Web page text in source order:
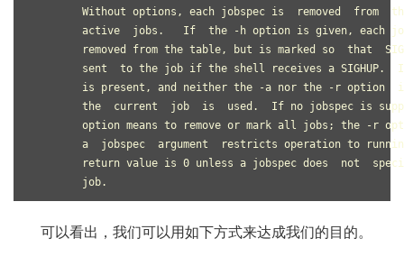
Without options, each jobspec is  removed  from
active  jobs.   If  the -h option is given, each
removed from the table, but is marked so  that
sent  to the job if the shell receives a SIGHUP.
is present, and neither the -a nor the -r option
the  current  job  is  used.  If no jobspec is
option means to remove or mark all jobs; the -r
a  jobspec  argument  restricts operation to
return value is 0 unless a jobspec does  not
	job.
可以看出，我们可以用如下方式来达成我们的目的。